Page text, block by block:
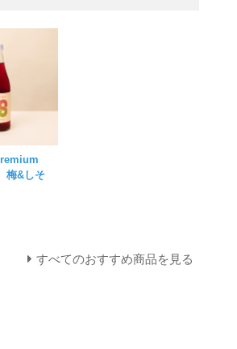
&しそ
すべてのおすすめ商品を見る